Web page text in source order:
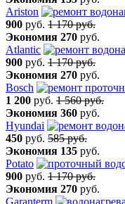
Ariston
900 руб. 1 170 руб.
Экономия 270 руб.
Atlantic
900 руб. 1 170 руб.
Экономия 270 руб.
Bosch
1 200 руб. 1 560 руб.
Экономия 360 руб.
Hyundai
450 руб. 585 руб.
Экономия 135 руб.
Potato
900 руб. 1 170 руб.
Экономия 270 руб.